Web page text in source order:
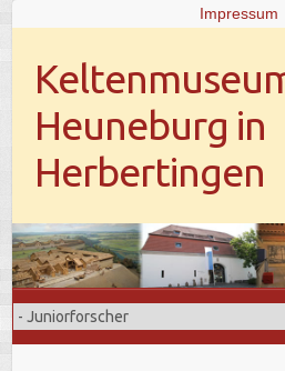
Impressum
Heuneburg in
Herbertingen